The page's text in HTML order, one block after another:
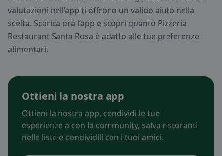
valutazioni nell’app ti offrono un valido aiuto nella
scelta. Scarica ora l’app e scopri quanto Pizzeria
Restaurant Santa Rosa è adatto alle tue preferenze
alimentari.
Ottieni la nostra app
Ottieni la nostra app, condividi le tue
esperienze a con la community, salva ristoranti
nelle liste e condividili con i tuoi amici.